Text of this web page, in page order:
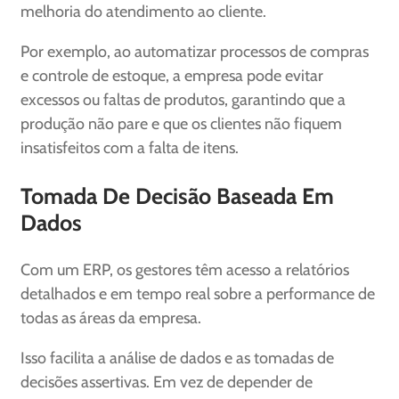
melhoria do atendimento ao cliente.
Por exemplo, ao automatizar processos de compras
e controle de estoque, a empresa pode evitar
excessos ou faltas de produtos, garantindo que a
produção não pare e que os clientes não fiquem
insatisfeitos com a falta de itens.
Tomada De Decisão Baseada Em
Dados
Com um ERP, os gestores têm acesso a relatórios
detalhados e em tempo real sobre a performance de
todas as áreas da empresa.
Isso facilita a análise de dados e as tomadas de
decisões assertivas. Em vez de depender de